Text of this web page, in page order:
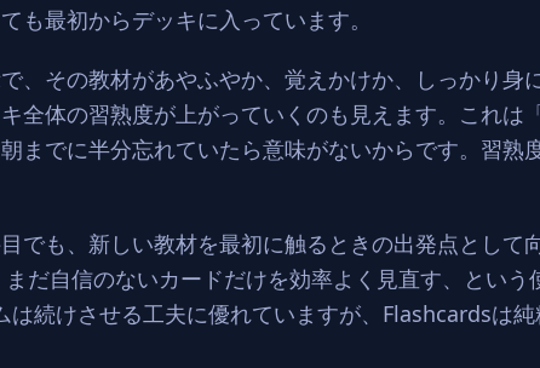
も最初からデッキに入っています。
、その教材があやふやか、覚えかけか、しっかり身
全体の習熟度が上がっていくのも見えます。これは
までに半分忘れていたら意味がないからです。習熟
でも、新しい教材を最初に触るときの出発点として
だ自信のないカードだけを効率よく見直す、という
続けさせる工夫に優れていますが、Flashcardsは